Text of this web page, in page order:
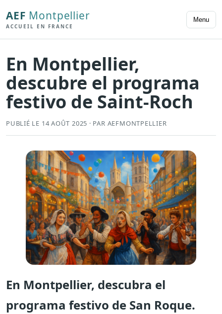
AEF Montpellier
ACCUEIL EN FRANCE
Menu
En Montpellier,
descubre el programa
festivo de Saint-Roch
PUBLIÉ LE 14 AOÛT 2025 · PAR AEFMONTPELLIER
En Montpellier, descubra el
programa festivo de San Roque.